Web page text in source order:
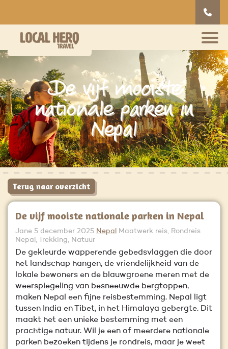
De vijf mooiste
nationale parken in
Nepal
De vijf mooiste nationale parken in Nepal
Jane 5 december 2025 Nepal
Maatwerk reis, Rondreis
Nepal, Trekking, Natuur
De gekleurde wapperende gebedsvlaggen die door
het landschap hangen, de vriendelijkheid van de
lokale bewoners en de blauwgroene meren met de
weerspiegeling van besneeuwde bergtoppen,
maken Nepal een fijne reisbestemming. Nepal ligt
tussen India en Tibet, in het Himalaya gebergte. Dit
maakt het een unieke bestemming met een
prachtige natuur. Wil je een of meerdere nationale
parken bezoeken tijdens je rondreis, maar je weet
Terug naar overzicht